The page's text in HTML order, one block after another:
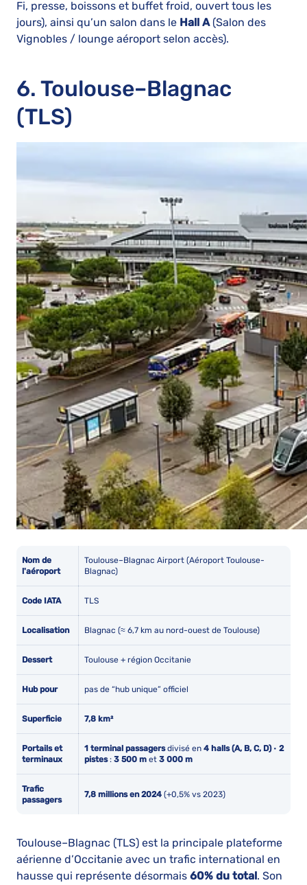
Fi, presse, boissons et buffet froid, ouvert tous les
jours), ainsi qu’un salon dans le Hall A(Salon des
Vignobles / lounge aéroport selon accès).
6. Toulouse–Blagnac
(TLS)
Nom de
l'aéroport
Toulouse–Blagnac Airport (Aéroport Toulouse-
Blagnac)
Code IATA TLS
Localisation Blagnac (≈ 6,7 km au nord-ouest de Toulouse)
Dessert Toulouse + région Occitanie
Hub pour pas de “hub unique” officiel
Superficie 7,8 km²
Portails et
terminaux
1 terminal passagersdivisé en 4 halls (A, B, C, D)• 2
pistes: 3 500 m et 3 000 m
Trafic
passagers
7,8 millions en 2024 (+0,5% vs 2023)
Toulouse–Blagnac (TLS) est la principale plateforme
aérienne d’Occitanie avec un trafic international en
hausse qui représente désormais 60% du total. Son